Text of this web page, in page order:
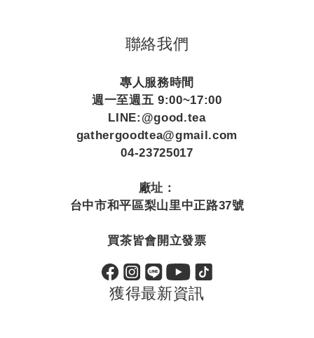
聯絡我們
專人服務時間
週一至週五 9:00~17:00
LINE:@good.tea
gathergoodtea@gmail.com
04-23725017
廠址：
台中市和平區梨山里中正路37號
買茶皆會開立發票
獲得最新資訊